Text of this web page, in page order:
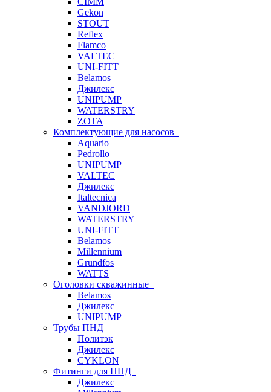
Gekon
STOUT
Reflex
Flamco
VALTEC
UNI-FITT
Belamos
Джилекс
UNIPUMP
WATERSTRY
ZOTA
Комплектующие для насосов
Aquario
Pedrollo
UNIPUMP
VALTEC
Джилекс
Italtecnica
VANDJORD
WATERSTRY
UNI-FITT
Belamos
Millennium
Grundfos
WATTS
Оголовки скважинные
Belamos
Джилекс
UNIPUMP
Трубы ПНД
Политэк
Джилекс
CYKLON
Фитинги для ПНД
Джилекс